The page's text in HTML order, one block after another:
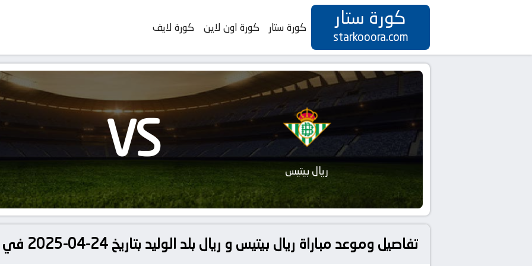
كورة ستار
starkooora.com
كورة ستار كورة اون لاين كورة لايف
ريال بيتيس VS
تفاصيل وموعد مباراة ريال بيتيس و ريال بلد الوليد بتاريخ 24-04-2025 في دوري الدوري الإسباني